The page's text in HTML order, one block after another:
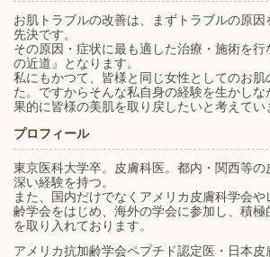
お肌トラブルの改善は、まずトラブルの原
先決です。
その原因・症状に最も適した治療・施術を
の近道』となります。
私にもかつて、皆様と同じ女性としてのお肌
た。ですからそんな私自身の経験を生かしな
果的に皆様の美肌を取り戻したいと考えてい
プロフィール
東京医科大学卒。皮膚科医。都内・関西等
深い経験を持つ。
また、国内だけでなくアメリカ皮膚科学会
齢学会をはじめ、海外の学会に参加し、積
を取り入れております。
アメリカ抗加齢学会ペプチド認定医・日本皮